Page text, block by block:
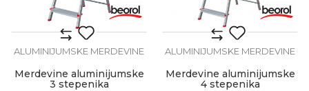
ALUMINIJUMSKE MERDEVINE
Merdevine aluminijumske
3 stepenika
ALUMINIJUMSKE MERDEVINE
Merdevine aluminijumske
4 stepenika